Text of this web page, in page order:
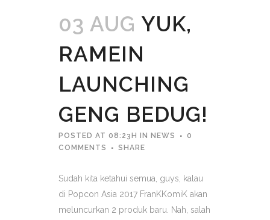
03 AUG YUK,
RAMEIN
LAUNCHING
GENG BEDUG!
POSTED AT 08:23H IN NEWS
0
COMMENTS
SHARE
Sudah kita ketahui semua, guys, kalau
di Popcon Asia 2017 FranKKomiK akan
meluncurkan 2 produk baru. Nah, salah